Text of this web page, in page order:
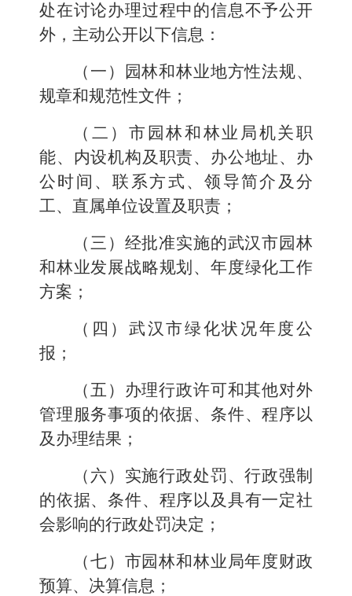
处在讨论办理过程中的信息不予公开
外，主动公开以下信息：
（一）
园林和林业地方性法规、
规章和规范性文件；
（二） 市园林和林业局机关职
能、内设机构及职责、办公地址、办
公时间、联系方式、领导简介及分
工、 直属单位设置及职责；
（三）经批准实施的武汉市园林
和林业发展战略规划、年度绿化工作
方案 ；
（四） 武汉市绿化状况年度公
报 ；
（五）办理行政许可和其他对外
管理服务事项的依据、条件、程序以
及办理结果；
（六）实施行政处罚、行政强制
的依据、条件、程序以及具有一定社
会影响的行政处罚决定；
（七）市园林和林业局年度财政
预算、决算信息；